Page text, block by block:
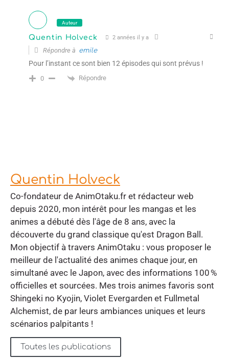
Auteur
Quentin Holveck 2 années il y a
Répondre à emile
Pour l’instant ce sont bien 12 épisodes qui sont prévus !
0 Répondre
Quentin Holveck
Co-fondateur de AnimOtaku.fr et rédacteur web
depuis 2020, mon intérêt pour les mangas et les
animes a débuté dès l'âge de 8 ans, avec la
découverte du grand classique qu'est Dragon Ball.
Mon objectif à travers AnimOtaku : vous proposer le
meilleur de l'actualité des animes chaque jour, en
simultané avec le Japon, avec des informations 100 %
officielles et sourcées. Mes trois animes favoris sont
Shingeki no Kyojin, Violet Evergarden et Fullmetal
Alchemist, de par leurs ambiances uniques et leurs
scénarios palpitants !
Toutes les publications